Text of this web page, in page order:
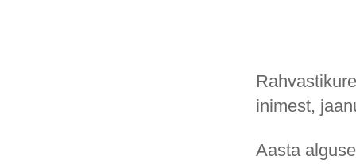
inimest,
Aasta